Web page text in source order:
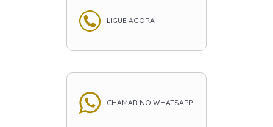
LIGUE AGORA
CHAMAR NO WHATSAPP